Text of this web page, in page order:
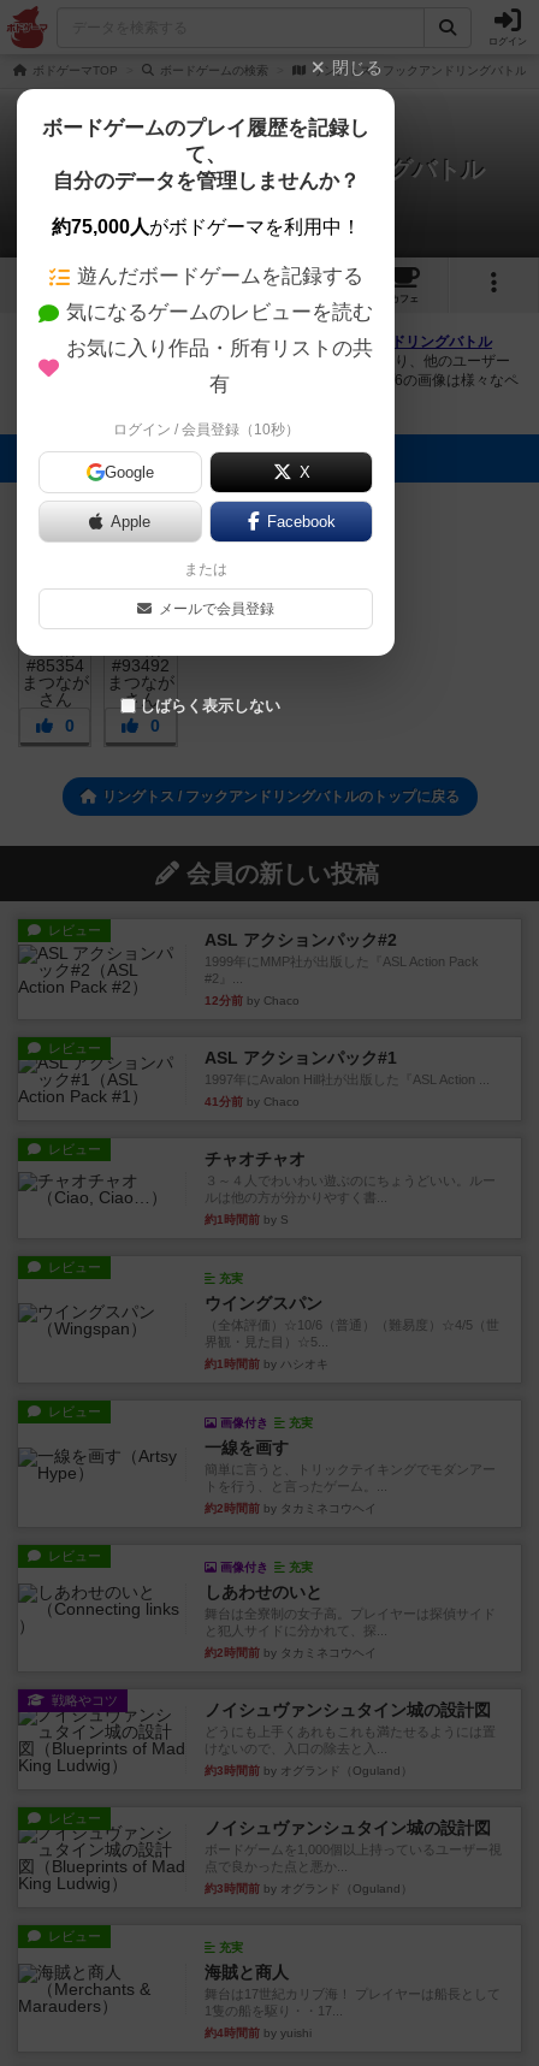
ログイン
ボドゲーマTOP ボードゲームの検索 リングトス / フックアンドリングバトル
リングトス / フックアンドリングバトル
2件の画像
2 1
カフェ
ボドゲーマにログインすると、 「リングトス / フックアンドリングバトル
（Hook and Ring Battle）」の画像をアップロード出来たり、他のユーザー
の投稿画像に評価を付けることができます。また、トップ6の画像は様々なペ
トップに表示される画像
まつなが
0
まつなが
0
リングトス / フックアンドリングバトルのトップに戻る
会員の新しい投稿
レビュー ASL アクションパック#2
1999年にMMP社が出版した『ASL Action Pack
#2』...
12分前 by Chaco
レビュー ASL アクションパック#1
1997年にAvalon Hill社が出版した『ASL Action ...
41分前 by Chaco
レビュー チャオチャオ
３～４人でわいわい遊ぶのにちょうどいい。ルー
ルは他の方が分かりやすく書...
約1時間前 by S
レビュー
充実
ウイングスパン
（全体評価）☆10/6（普通）（難易度）☆4/5（世
界観・見た目）☆5...
約1時間前 by ハシオキ
レビュー
画像付き 充実
一線を画す
簡単に言うと、トリックテイキングでモダンアー
トを行う、と言ったゲーム。...
約2時間前 by タカミネコウヘイ
レビュー
画像付き 充実
しあわせのいと
舞台は全寮制の女子高。プレイヤーは探偵サイド
と犯人サイドに分かれて、探...
約2時間前 by タカミネコウヘイ
戦略やコツ ノイシュヴァンシュタイン城の設計図
どうにも上手くあれもこれも満たせるようには置
けないので、入口の除去と入...
約3時間前 by オグランド（Oguland）
レビュー ノイシュヴァンシュタイン城の設計図
ボードゲームを1,000個以上持っているユーザー視
点で良かった点と悪か...
約3時間前 by オグランド（Oguland）
レビュー
充実
海賊と商人
舞台は17世紀カリブ海！ プレイヤーは船長として
1隻の船を駆り・・17...
約4時間前 by yuishi
閉じる
ボードゲームのプレイ履歴を記録し
て、
自分のデータを管理しませんか？
約75,000人がボドゲーマを利用中！
遊んだボードゲームを記録する
気になるゲームのレビューを読む
お気に入り作品・所有リストの共
有
ログイン / 会員登録（10秒）
Google X
Apple Facebook
または
メールで会員登録
しばらく表示しない